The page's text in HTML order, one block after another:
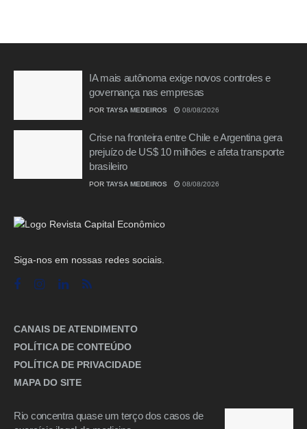
IA mais autônoma exige novos controles e
governança nas empresas
POR TAYSA MEDEIROS 08/08/2026
Crise na fronteira entre Chile e Argentina gera
prejuízo de US$ 10 milhões e afeta transporte
brasileiro
POR TAYSA MEDEIROS 08/08/2026
Siga-nos em nossas redes sociais.
CANAIS DE ATENDIMENTO
POLÍTICA DE CONTEÚDO
POLÍTICA DE PRIVACIDADE
MAPA DO SITE
Rio concentra quase um terço dos casos de